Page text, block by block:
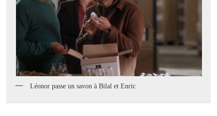
Léonor passe un savon à Bilal et Enric